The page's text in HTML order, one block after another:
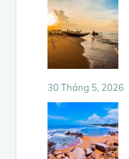
30 Tháng 5, 2026